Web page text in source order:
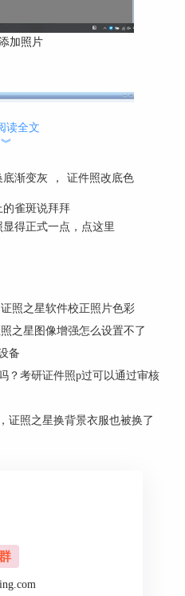
加照片
景和背景之间粘合的区
棒的大小，待清除完毕
读全文
︾
底渐变灰 ， 证件照改底色
雀斑说拜拜
得正式一点，点这里
照之星软件校正照片色彩
之星图像增强怎么设置不了
备
？考研证件照p过可以通过审核
证照之星换背景衣服也被换了